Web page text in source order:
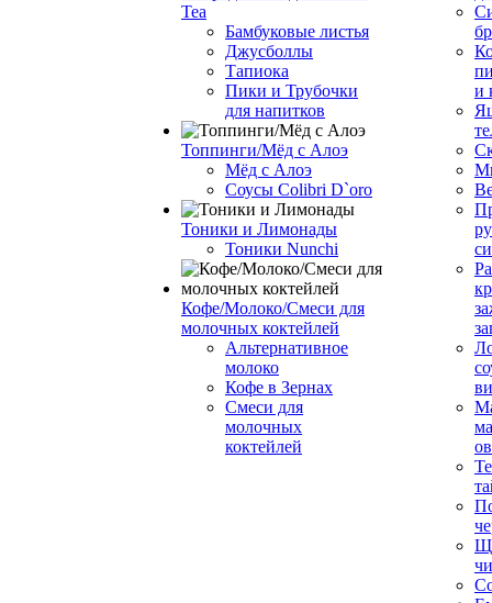
Tea
Бамбуковые листья
Джусболлы
Тапиока
Пики и Трубочки
для напитков
Топпинги/Мёд с Алоэ
Мёд с Алоэ
Соусы Colibri D`oro
Тоники и Лимонады
Тоники Nunchi
Кофе/Молоко/Смеси для
молочных коктейлей
Альтернативное
молоко
Кофе в Зернах
Смеси для
молочных
коктейлей
и